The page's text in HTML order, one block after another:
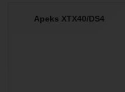
Apeks XTX40/DS4